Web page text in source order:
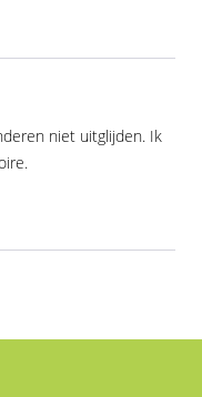
niet uitglijden. Ik